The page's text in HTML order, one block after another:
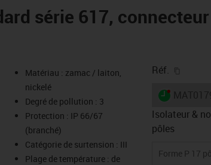
série 617,
icon-lupe
icon-lupe
icon-lupe
icon-lupe
icon-lupe
Matériau : zamac / laiton,
nickelé
Degré de pollution : 3
Protection : IP 66/67
(branché)
Catégorie de surtension : III
Plage de température : de
Réf.
igus-
Isolateur &
pôles
Forme P 17